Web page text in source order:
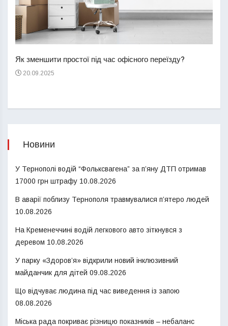
Як зменшити простої під час офісного переїзду?
20.09.2025
Новини
У Тернополі водій “Фольксвагена” за п’яну ДТП отримав
17000 грн штрафу 10.08.2026
В аварії поблизу Тернополя травмувалися п’ятеро людей
10.08.2026
На Кременеччині водій легкового авто зіткнувся з
деревом 10.08.2026
У парку «Здоров’я» відкрили новий інклюзивний
майданчик для дітей 09.08.2026
Що відчуває людина під час виведення із запою
08.08.2026
Міська рада покриває різницю показників – небаланс